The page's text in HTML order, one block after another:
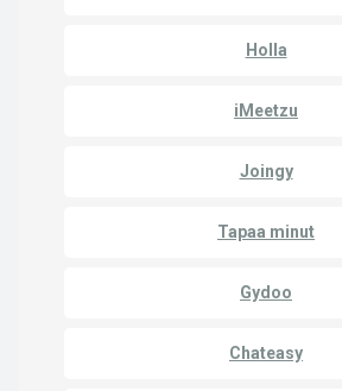
Holla
iMeetzu
Joingy
Tapaa minut
Gydoo
Chateasy